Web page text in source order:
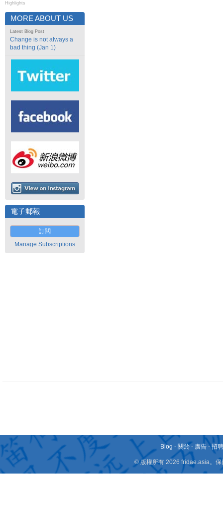
Highlights
MORE ABOUT US
Latest Blog Post
Change is not always a
bad thing (Jan 1)
電子郵報
訂閱
Manage Subscriptions
Blog - 關於 - 廣告 -招
© 版權所有 2026 fridae.asia。